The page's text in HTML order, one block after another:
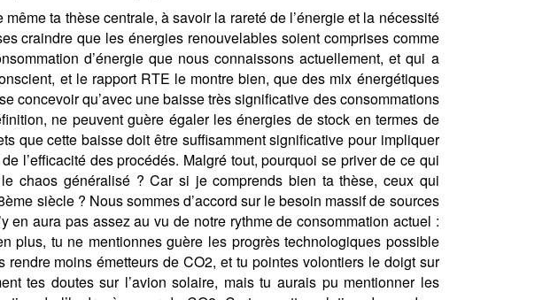
ta thèse centrale, à savoir la rareté de l’énergie et la nécessité
craindre que les énergies renouvelables soient comprises comme
d’énergie que nous connaissons actuellement, et qui a
et le rapport RTE le montre bien, que des mix énergétiques
concevoir qu’avec une baisse très significative des consommations
ne peuvent guère égaler les énergies de stock en termes de
que cette baisse doit être suffisamment significative pour impliquer
l’efficacité des procédés. Malgré tout, pourquoi se priver de ce qui
chaos généralisé ? Car si je comprends bien ta thèse, ceux qui
siècle ? Nous sommes d’accord sur le besoin massif de sources
en aura pas assez au vu de notre rythme de consommation actuel :
plus, tu ne mentionnes guère les progrès technologiques possible
moins émetteurs de CO2, et tu pointes volontiers le doigt sur
tes doutes sur l’avion solaire, mais tu aurais pu mentionner les